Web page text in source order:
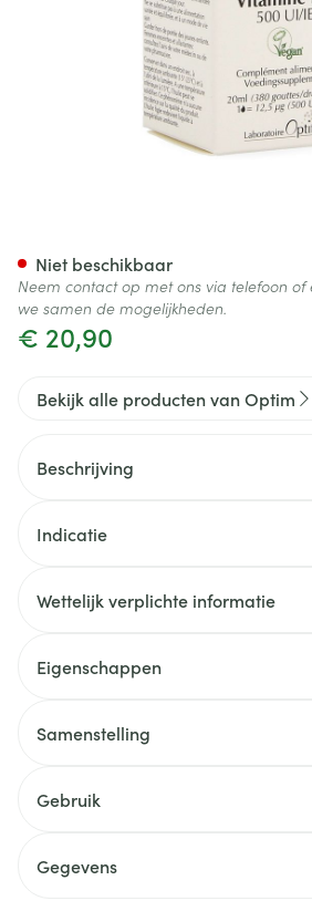
€ 20,90
Niet beschikbaar
Neem contact op met ons via telefoon
we samen de mogelijkheden.
Bekijk alle producten van Optim
Beschrijving
Indicatie
Wettelijk verplichte informatie
Eigenschappen
Samenstelling
Gebruik
Gegevens